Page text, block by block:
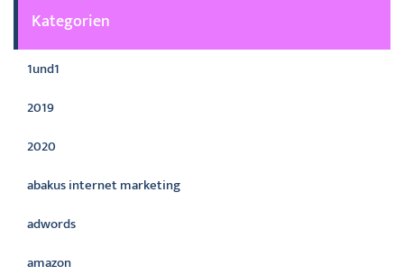
Kategorien
1und1
2019
2020
abakus internet marketing
adwords
amazon